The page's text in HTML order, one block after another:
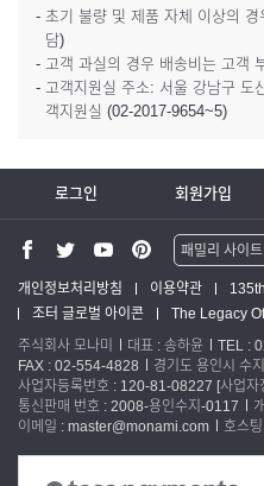
- 초기 불량 및 제품 자체 이상의
담)
- 고객 과실의 경우 배송비는 고객
- 고객지원실 주소: 서울 강남구 도
객지원실 (02-2017-9654~5)
로그인 회원가입
패밀리 사이트
워터맨 쇼핑몰
파카 글로벌
개인정보처리방침 이용약관
조터 글로벌 아이콘
The Legacy
주식회사 모나미
대표 : 송하윤
TEL :
FAX : 02-554-4828
경기도 용인시 수
사업자등록번호 : 120-81-08227 [사업자
통신판매 번호 : 2008-용인수지-0117
이메일 : master@monami.com
호스